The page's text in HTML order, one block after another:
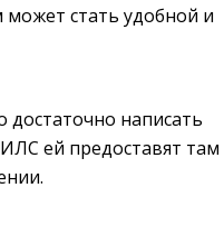
может стать удобной и
написать
ей предоставят там